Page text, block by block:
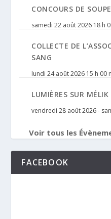
CONCOURS DE
samedi 22 août 2026 18 h
COLLECTE DE
SANG
lundi 24 août 2026 15 h 00
LUMIÈRES SUR
vendredi 28 août 2026-
Voir tous les
FACEBOOK